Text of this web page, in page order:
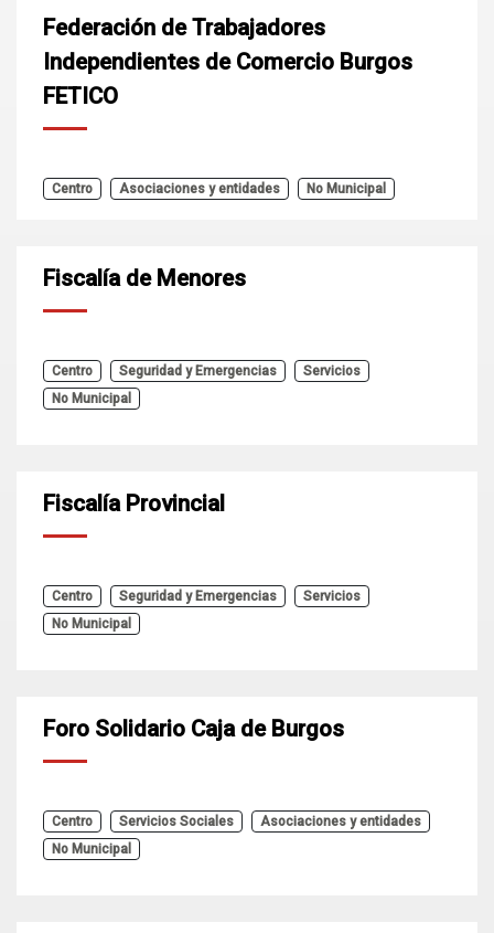
Federación de Trabajadores
Independientes de Comercio Burgos
FETICO
Centro Asociaciones y entidades No Municipal
Fiscalía de Menores
Centro Seguridad y Emergencias
Servicios
No Municipal
Fiscalía Provincial
Centro Seguridad y Emergencias
Servicios
No Municipal
Foro Solidario Caja de Burgos
Centro Servicios Sociales
Asociaciones y entidades
No Municipal